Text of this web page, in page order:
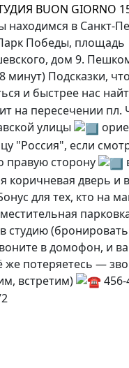
BUON GIORNO
находимся в Санкт-
Победы, площадь
дом 9.
минут) Подсказки,
и быстрее нас
на пересечении пл.
улицы
"Россия", если
сторону
коричневая дверь и
для тех, кто на
студию
в домофон, и
же потеряетесь —
встретим)
456-